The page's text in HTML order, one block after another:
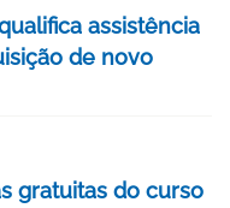
assistência
de novo
gratuitas do curso